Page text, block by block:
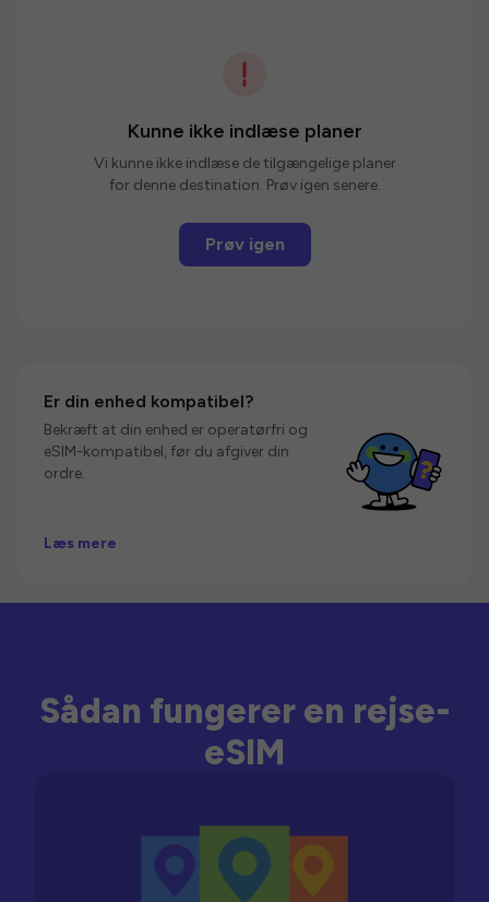
Kunne ikke indlæse planer
Vi kunne ikke indlæse de tilgængelige planer
for denne destination. Prøv igen senere.
Prøv igen
Er din enhed kompatibel?
Bekræft at din enhed er operatørfri og
eSIM-kompatibel, før du afgiver din
ordre.
Læs mere
Sådan fungerer en rejse-
eSIM